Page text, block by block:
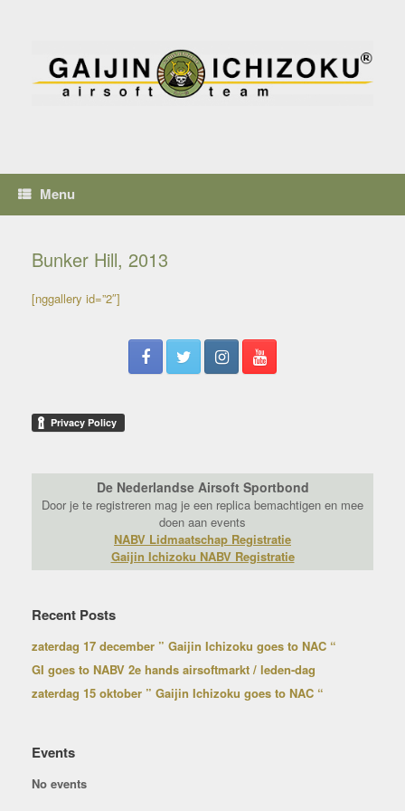
Menu
Bunker Hill, 2013
[nggallery id=”2″]
De Nederlandse Airsoft Sportbond
Door je te registreren mag je een replica bemachtigen en mee
doen aan events
NABV Lidmaatschap Registratie
Gaijin Ichizoku NABV Registratie
Recent Posts
zaterdag 17 december ” Gaijin Ichizoku goes to NAC “
GI goes to NABV 2e hands airsoftmarkt / leden-dag
zaterdag 15 oktober ” Gaijin Ichizoku goes to NAC “
Events
No events